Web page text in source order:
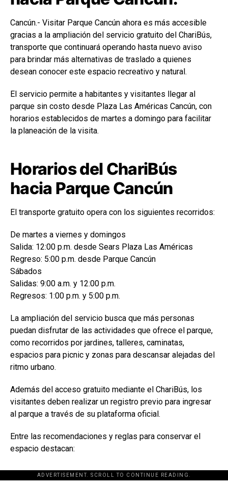
Cancún.- Visitar Parque Cancún ahora es más accesible
gracias a la ampliación del servicio gratuito del ChariBús,
transporte que continuará operando hasta nuevo aviso
para brindar más alternativas de traslado a quienes
desean conocer este espacio recreativo y natural.
El servicio permite a habitantes y visitantes llegar al
parque sin costo desde Plaza Las Américas Cancún, con
horarios establecidos de martes a domingo para facilitar
la planeación de la visita.
Horarios del ChariBús
hacia Parque Cancún
El transporte gratuito opera con los siguientes recorridos:
De martes a viernes y domingos
Salida: 12:00 p.m. desde Sears Plaza Las Américas
Regreso: 5:00 p.m. desde Parque Cancún
Sábados
Salidas: 9:00 a.m. y 12:00 p.m.
Regresos: 1:00 p.m. y 5:00 p.m.
La ampliación del servicio busca que más personas
puedan disfrutar de las actividades que ofrece el parque,
como recorridos por jardines, talleres, caminatas,
espacios para picnic y zonas para descansar alejadas del
ritmo urbano.
Además del acceso gratuito mediante el ChariBús, los
visitantes deben realizar un registro previo para ingresar
al parque a través de su plataforma oficial.
Entre las recomendaciones y reglas para conservar el
espacio destacan:
ADVERTISEMENT. SCROLL TO CONTINUE READING.
[adsforwp id="243463"]